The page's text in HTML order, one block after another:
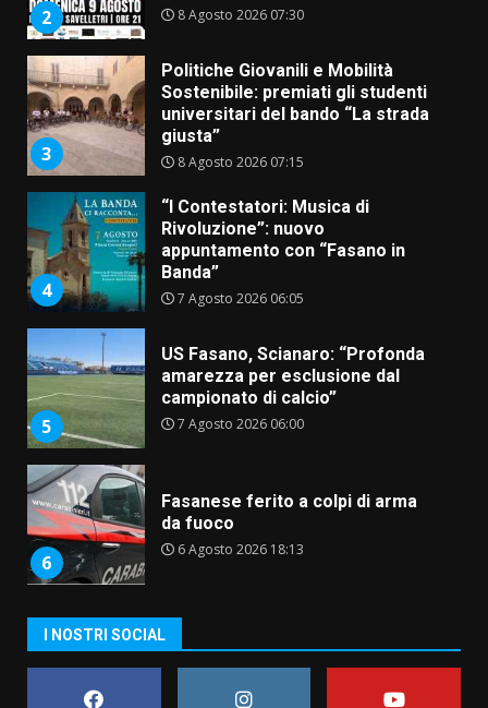
2 8 Agosto 2026 07:30
3
Politiche Giovanili e Mobilità
Sostenibile: premiati gli studenti
universitari del bando “La strada
giusta”
8 Agosto 2026 07:15
4
“I Contestatori: Musica di
Rivoluzione”: nuovo
appuntamento con “Fasano in
Banda”
7 Agosto 2026 06:05
5
US Fasano, Scianaro: “Profonda
amarezza per esclusione dal
campionato di calcio”
7 Agosto 2026 06:00
6
Fasanese ferito a colpi di arma
da fuoco
6 Agosto 2026 18:13
di aperture straordinarie del
Comune di Fasano
6 Agosto 2026 14:16
I NOSTRI SOCIAL